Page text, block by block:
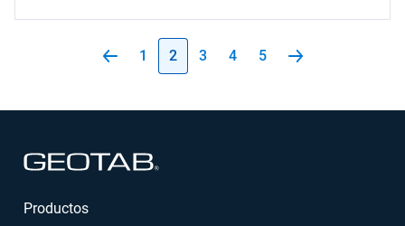
1 2 3 4 5
Productos